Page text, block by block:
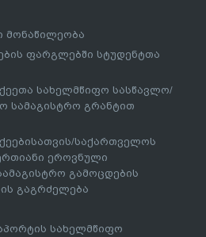
მონაწილეობა
ფარგლებში სტუდენტთა
სახელმწიფო სასწავლო/
სამაგისტრო გრანტით
საქართველოს
ეროვნული
გამოცდების
გაგრძელება
სახელმწიფო